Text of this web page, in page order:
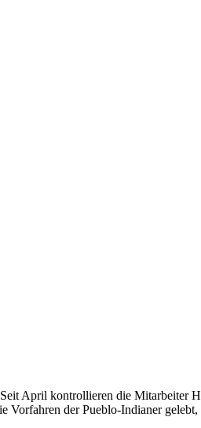
April kontrollieren die Mitarbeiter
Vorfahren der Pueblo-Indianer